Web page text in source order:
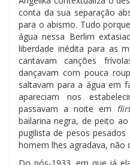
conta da sua separação
para o abismo. Tudo
água nessa Berlim
liberdade inédita para as
cantavam canções
dançavam com pouca
saltavam para a água em
apareciam nos
passavam a noite em
bailarina negra, de peito
pugilista de pesos
homem lhes agradava, não